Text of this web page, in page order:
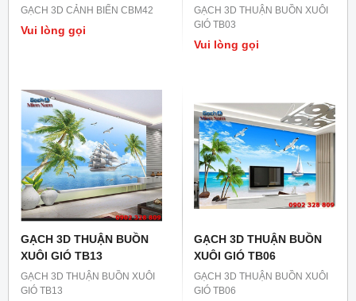
GẠCH 3D CẢNH BIỂN CBM42
Vui lòng gọi
GẠCH 3D THUẬN BUỒN XUÔI
GIÓ TB03
Vui lòng gọi
GẠCH 3D THUẬN BUỒN
XUÔI GIÓ TB13
GẠCH 3D THUẬN BUỒN XUÔI
GIÓ TB13
GẠCH 3D THUẬN BUỒN
XUÔI GIÓ TB06
GẠCH 3D THUẬN BUỒN XUÔI
GIÓ TB06